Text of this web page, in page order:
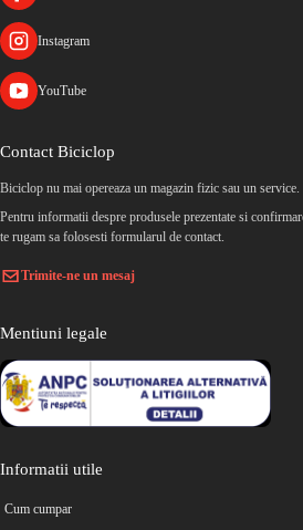
Instagram
YouTube
Contact Biciclop
Biciclop nu mai opereaza un magazin fizic sau un service.
Pentru informatii despre produsele prezentate si
te rugam sa folosesti formularul de contact.
Trimite-ne un mesaj
Mentiuni legale
Informatii utile
Cum cumpar